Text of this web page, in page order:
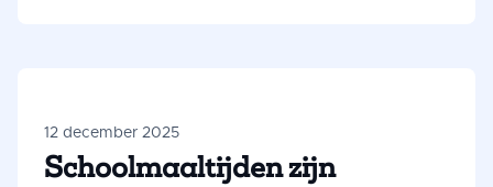
Hans Spekman vandaag in het AD.
12 december 2025
Schoolmaaltijden zijn